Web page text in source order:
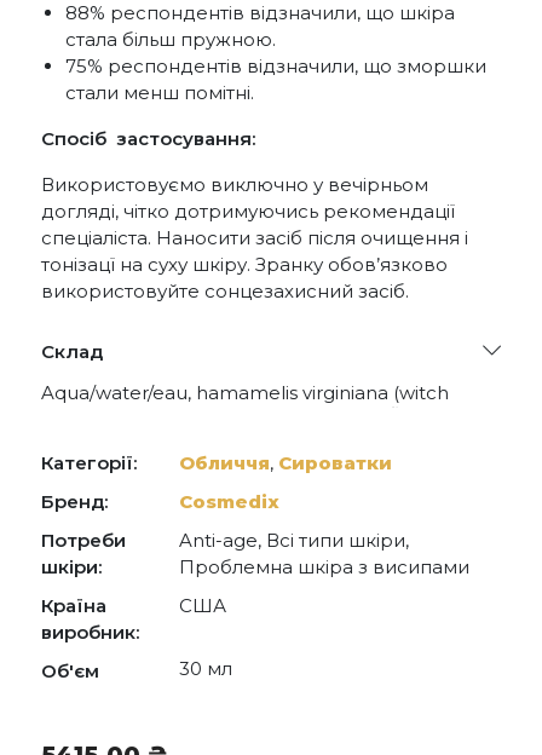
88% респондентів відзначили, що шкіра
стала більш пружною.
75% респондентів відзначили, що зморшки
стали менш помітні.
Спосіб застосування:
Використовуємо виключно у вечірньом
догляді, чітко дотримуючись рекомендації
спеціаліста. Наносити засіб після очищення і
тонізацї на суху шкіру. Зранку обов’язково
використовуйте сонцезахисний засіб.
Склад
Aqua/water/eau, hamamelis virginiana (witch
hazel) water, carthamus tinctorius (safflower)
acrylates copolymer, hydrogenated
polyisobutene, sodium lactate, polysorbate 20,
cetyl alcohol, retinal, retinol, proline (l), sodium
seed oil, tapioca starch, leuconostoc/radish root
ferment filtrate, lonicera caprifolium
(honeysuckle) flower extract, santalum
austrocaledonicum (sandalwood) wood oil,
glycosaminoglycans, sodium polygamma-
polyglyceryl-10 stearate, gluconic acid, xanthan
Категорії: Обличчя, Сироватки
Бренд:
Cosmedix
Потреби
шкіри:
Anti-age, Всі типи шкіри,
Проблемна шкіра з висипами
Країна
виробник:
США
Об'єм 30 мл